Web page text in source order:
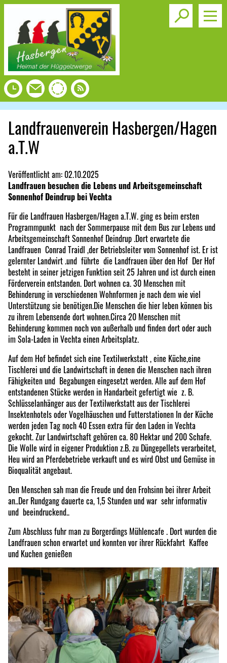
Toggle
Landfrauenverein Hasbergen/Hagen
a.T.W
Veröffentlicht am: 02.10.2025
Landfrauen besuchen die Lebens und Arbeitsgemeinschaft
Sonnenhof Deindrup bei Vechta
Für die Landfrauen Hasbergen/Hagen a.T.W. ging es beim ersten
Programmpunkt nach der Sommerpause mit dem Bus zur Lebens und
Arbeitsgemeinschaft Sonnenhof Deindrup .Dort erwartete die
Landfrauen Conrad Traidl ,der Betriebsleiter vom Sonnenhof ist. Er ist
gelernter Landwirt .und führte die Landfrauen über den Hof Der Hof
besteht in seiner jetzigen Funktion seit 25 Jahren und ist durch einen
Förderverein entstanden. Dort wohnen ca. 30 Menschen mit
Behinderung in verschiedenen Wohnformen je nach dem wie viel
Unterstützung sie benötigen.Die Menschen die hier leben können bis
zu ihrem Lebensende dort wohnen.Circa 20 Menschen mit
Behinderung kommen noch von außerhalb und finden dort oder auch
im Sola-Laden in Vechta einen Arbeitsplatz.
Auf dem Hof befindet sich eine Textilwerkstatt , eine Küche,eine
Tischlerei und die Landwirtschaft in denen die Menschen nach ihren
Fähigkeiten und Begabungen eingesetzt werden. Alle auf dem Hof
entstandenen Stücke werden in Handarbeit gefertigt wie z. B.
Schlüsselanhänger aus der Textilwerkstatt aus der Tischlerei
Insektenhotels oder Vogelhäuschen und Futterstationen In der Küche
werden jeden Tag noch 40 Essen extra für den Laden in Vechta
gekocht. Zur Landwirtschaft gehören ca. 80 Hektar und 200 Schafe.
Die Wolle wird in eigener Produktion z.B. zu Düngepellets verarbeitet,
Heu wird an Pferdebetriebe verkauft und es wird Obst und Gemüse in
Bioqualität angebaut.
Den Menschen sah man die Freude und den Frohsinn bei ihrer Arbeit
an..Der Rundgang dauerte ca, 1,5 Stunden und war sehr informativ
und beeindruckend..
Zum Abschluss fuhr man zu Borgerdings Mühlencafe . Dort wurden die
Landfrauen schon erwartet und konnten vor ihrer Rückfahrt Kaffee
und Kuchen genießen